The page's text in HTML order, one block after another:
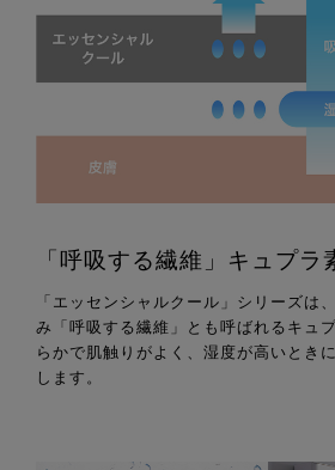
「呼吸する繊維」キュプラ
「エッセンシャルクール」シリーズは
み「呼吸する繊維」とも呼ばれるキュ
らかで肌触りがよく、湿度が高いとき
します。